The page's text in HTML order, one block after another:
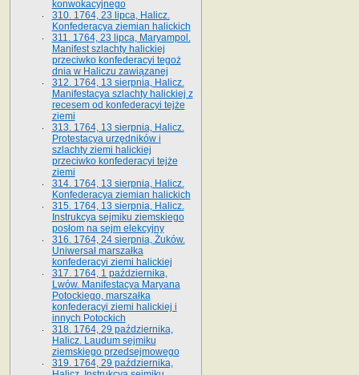
konwokacyjnego
310. 1764, 23 lipca, Halicz.
Konfederacya ziemian halickich
311. 1764, 23 lipca, Maryampol.
Manifest szlachty halickiej
przeciwko konfederacyi tegoż
dnia w Haliczu zawiązanej
312. 1764, 13 sierpnia, Halicz.
Manifestacya szlachty halickiej z
recesem od konfederacyi tejże
ziemi
313. 1764, 13 sierpnia, Halicz.
Protestacya urzędników i
szlachty ziemi halickiej
przeciwko konfederacyi tejże
ziemi
314. 1764, 13 sierpnia, Halicz.
Konfederacya ziemian halickich
315. 1764, 13 sierpnia, Halicz.
Instrukcya sejmiku ziemskiego
posłom na sejm elekcyjny
316. 1764, 24 sierpnia, Żuków.
Uniwersał marszałka
konfederacyi ziemi halickiej
317. 1764, 1 października,
Lwów. Manifestacya Maryana
Potockiego, marszałka
konfederacyi ziemi halickiej i
innych Potockich
318. 1764, 29 października,
Halicz. Laudum sejmiku
ziemskiego przedsejmowego
319. 1764, 29 października,